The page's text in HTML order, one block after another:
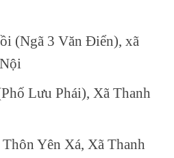
(Ngã 3 Văn Điển), xã
Lưu Phái), Xã Thanh
Yên Xá, Xã Thanh